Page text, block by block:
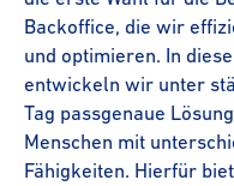
Backoffice, die wir
und optimieren. In
entwickeln wir unter
Tag passgenaue
Menschen mit
Fähigkeiten. Hierfür